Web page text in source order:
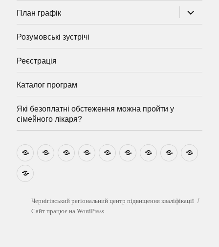
План графік
підменю
Розумовські зустрічі
Реєстрація
Каталог програм
Які безоплатні обстеження можна пройти у
сімейного лікаря?
НовиниНавчально-
методичні
Ми
на
Звіти Про
центр
План
графік
Розумовські
зустрічі
Реєстрація
Які
безоплатні
можна
пройти
у
Чернігівський регіональний центр підвищення кваліфікації
Сайт працює на WordPress